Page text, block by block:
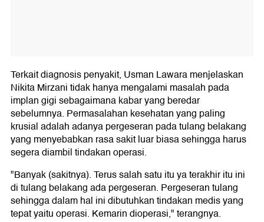
Terkait diagnosis penyakit, Usman Lawara menjelaskan
Nikita Mirzani tidak hanya mengalami masalah pada
implan gigi sebagaimana kabar yang beredar
sebelumnya. Permasalahan kesehatan yang paling
krusial adalah adanya pergeseran pada tulang belakang
yang menyebabkan rasa sakit luar biasa sehingga harus
segera diambil tindakan operasi.
"Banyak (sakitnya). Terus salah satu itu ya terakhir itu ini
di tulang belakang ada pergeseran. Pergeseran tulang
sehingga dalam hal ini dibutuhkan tindakan medis yang
tepat yaitu operasi. Kemarin dioperasi," terangnya.